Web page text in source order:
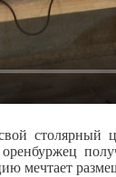
столярный
мечтает